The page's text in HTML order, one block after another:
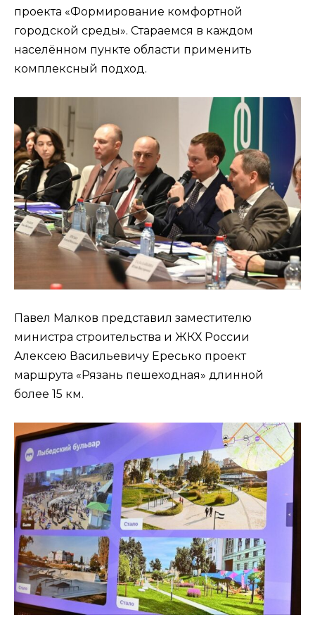
проекта «Формирование комфортной
городской среды». Стараемся в каждом
населённом пункте области применить
комплексный подход.
Павел Малков представил заместителю
министра строительства и ЖКХ России
Алексею Васильевичу Ересько проект
маршрута «Рязань пешеходная» длинной
более 15 км.